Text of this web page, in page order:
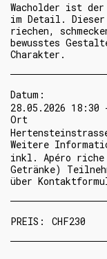
Wacholder ist der
im Detail.
riechen,
bewusstes
Charakter.
Datum:
28.05.2026 18:30
Ort
Weitere
inkl. Apéro riche
Getränke)
über
PREIS: CHF230